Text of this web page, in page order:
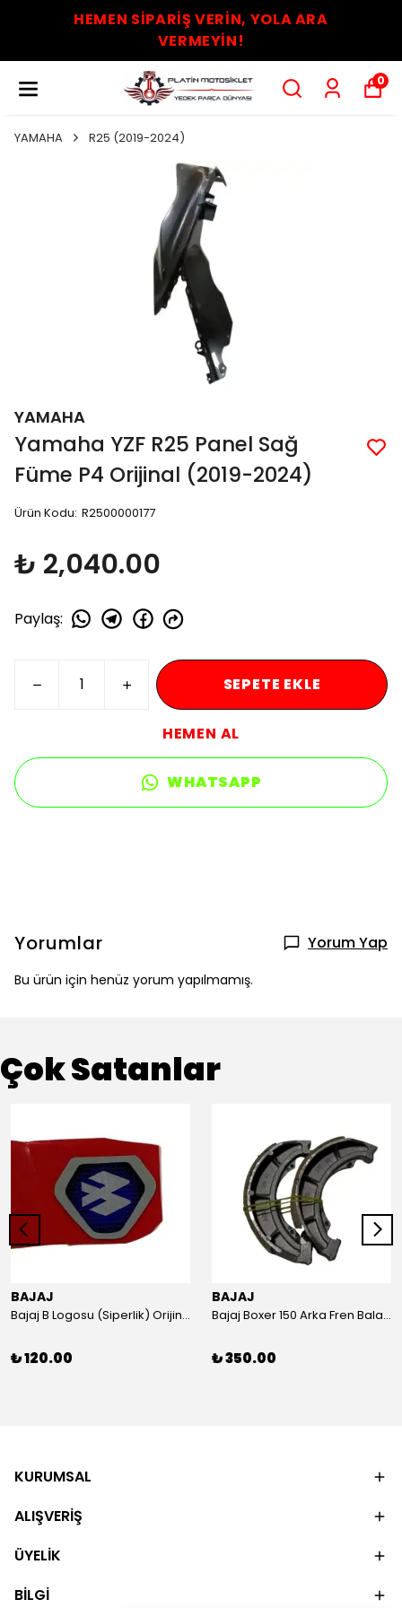
HEMEN SİPARİŞ VERİN, YOLA ARA
VERMEYİN!
0
YAMAHA R25 (2019-2024)
YAMAHA
Yamaha YZF R25 Panel Sağ
Füme P4 Orijinal (2019-2024)
Ürün Kodu: R2500000177
₺ 2,040.00
Paylaş:
SEPETE EKLE
HEMEN AL
WHATSAPP
Yorumlar Yorum Yap
Bu ürün için henüz yorum yapılmamış.
Çok Satanlar
BAJAJ
Bajaj B Logosu (Siperlik) Orijinal
₺ 120.00
BAJAJ
Bajaj Boxer 150 Arka Fren Balatası Orijinal
₺ 350.00
KURUMSAL
ALIŞVERİŞ
ÜYELİK
BİLGİ